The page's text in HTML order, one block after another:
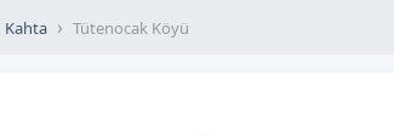
Kahta Tütenocak Köyü